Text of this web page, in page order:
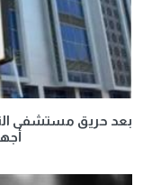
بعد حريق مستشفى